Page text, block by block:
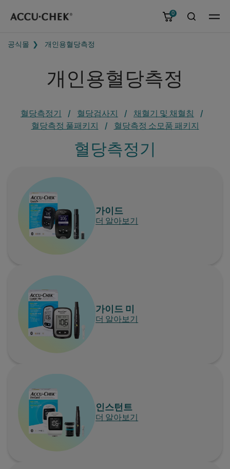
0 메뉴
공식몰 개인용혈당측정
개인용혈당측정
혈당측정기 혈당검사지
채혈기 및 채혈침
혈당측정 풀패키지
혈당측정 소모품 패키지
혈당측정기
가이드
더 알아보기
가이드 미
더 알아보기
인스턴트
더 알아보기